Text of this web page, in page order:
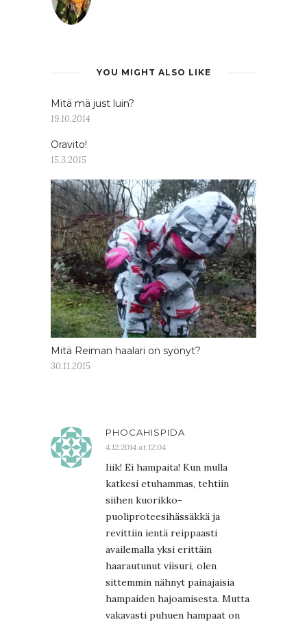
YOU MIGHT ALSO LIKE
Mitä mä just luin?
19.10.2014
Oravito!
15.3.2015
Mitä Reiman haalari on syönyt?
30.11.2015
PHOCAHISPIDA
4.12.2014 at 12:04
Iiik! Ei hampaita! Kun mulla
katkesi etuhammas, tehtiin
siihen kuorikko-
puoliproteesihässäkkä ja
revittiin ientä reippaasti
availemalla yksi erittäin
haarautunut viisuri, olen
sittemmin nähnyt painajaisia
hampaiden hajoamisesta. Mutta
vakavasti puhuen hampaat on